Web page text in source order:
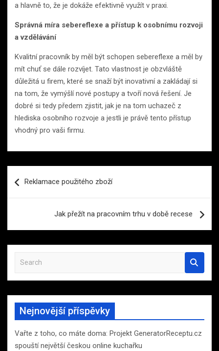
a hlavně to, že je dokáže efektivně využít v praxi.
Správná míra sebereflexe a přístup k osobnímu rozvoji
a vzdělávání
Kvalitní pracovník by měl být schopen sebereflexe a měl by
mít chuť se dále rozvíjet. Tato vlastnost je obzvláště
důležitá u firem, které se snaží být inovativní a zakládají si
na tom, že vymýšlí nové postupy a tvoří nová řešení. Je
dobré si tedy předem zjistit, jak je na tom uchazeč z
hlediska osobního rozvoje a jestli je právě tento přístup
vhodný pro vaši firmu.
proReklamace použitého zboží
Jak přežít na pracovním trhu v době recese
a
r
h
Nejnovější příspěvky
Vařte z toho, co máte doma: Projekt GeneratorReceptu.cz
spouští největší českou online kuchařku